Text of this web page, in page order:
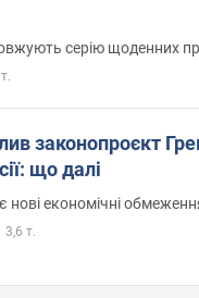
серію щоденних
законопроєкт
що далі
економічні
3,6 т.